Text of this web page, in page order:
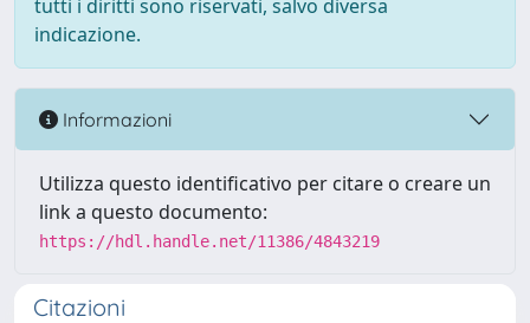
tutti i diritti sono riservati, salvo diversa
indicazione.
Informazioni
Utilizza questo identificativo per citare o creare un
link a questo documento:
https://hdl.handle.net/11386/4843219
Citazioni